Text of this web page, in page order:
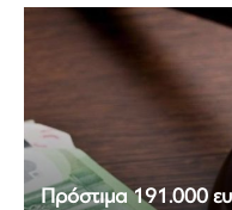
Πρόστιμα 191.000